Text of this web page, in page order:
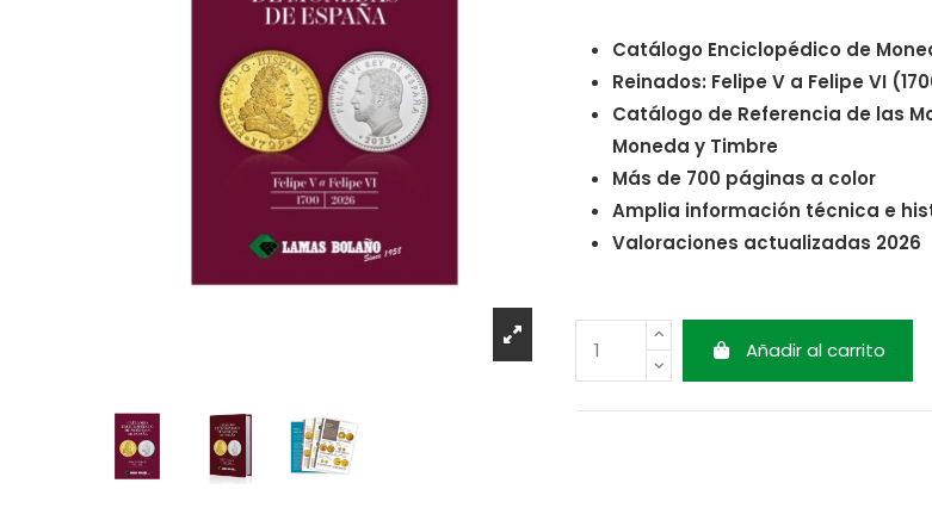
Catálogo Enciclopédico de
Reinados: Felipe V a Felipe VI
Catálogo de Referencia de las
Moneda y Timbre
Más de 700 páginas a color
Amplia información técnica e
Valoraciones actualizadas 2026
Añadir al carrito